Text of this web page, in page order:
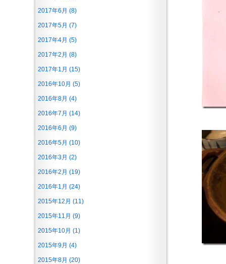
2017年6月 (8)
2017年5月 (7)
2017年4月 (5)
2017年2月 (8)
2017年1月 (15)
2016年10月 (5)
2016年8月 (4)
2016年7月 (14)
2016年6月 (9)
2016年5月 (10)
2016年3月 (2)
2016年2月 (19)
2016年1月 (24)
2015年12月 (11)
2015年11月 (9)
2015年10月 (1)
2015年9月 (4)
2015年8月 (20)